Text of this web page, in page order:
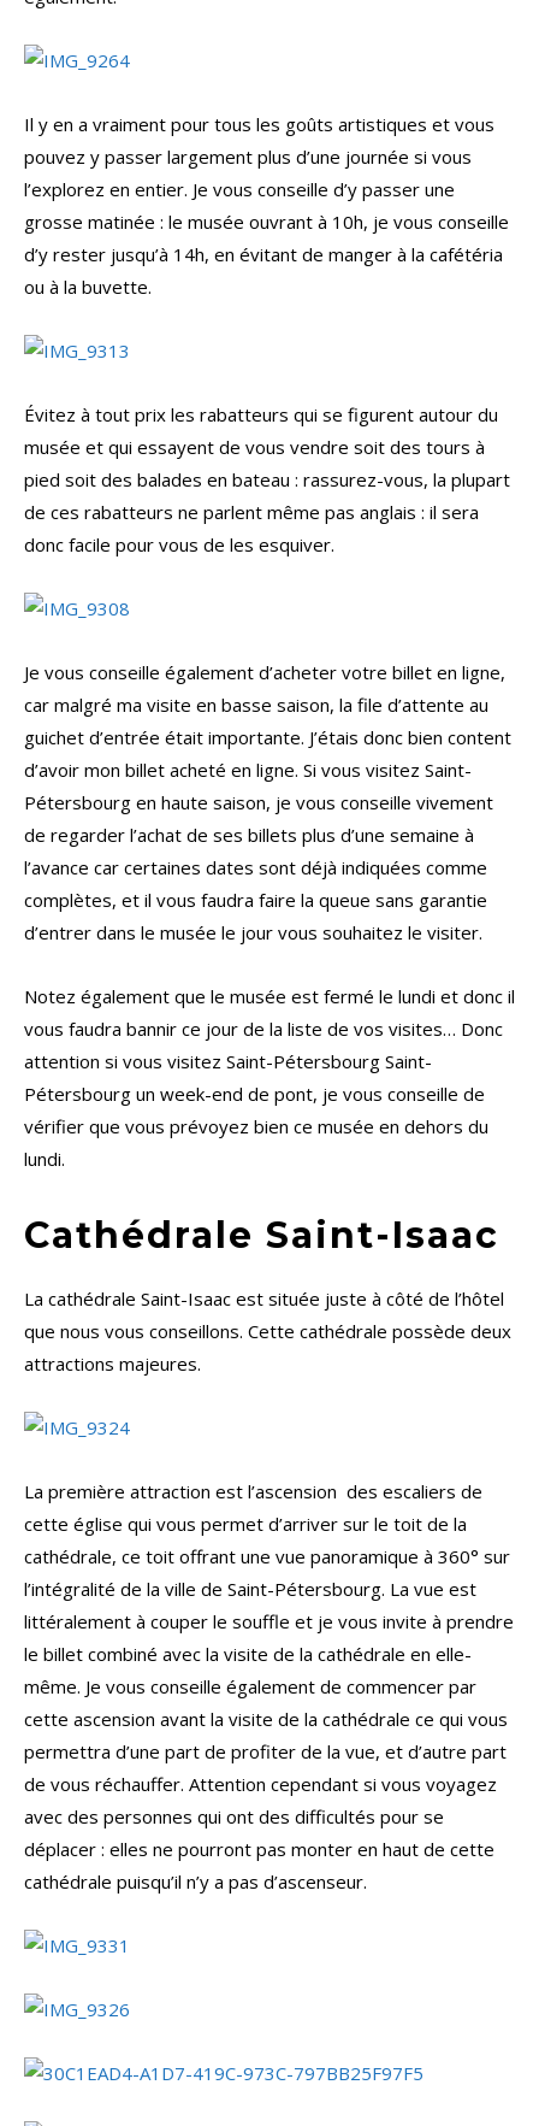
Il y en a vraiment pour tous les goûts artistiques et vous
pouvez y passer largement plus d’une journée si vous
l’explorez en entier. Je vous conseille d’y passer une
grosse matinée : le musée ouvrant à 10h, je vous conseille
d’y rester jusqu’à 14h, en évitant de manger à la cafétéria
ou à la buvette.
Évitez à tout prix les rabatteurs qui se figurent autour du
musée et qui essayent de vous vendre soit des tours à
pied soit des balades en bateau : rassurez-vous, la plupart
de ces rabatteurs ne parlent même pas anglais : il sera
donc facile pour vous de les esquiver.
Je vous conseille également d’acheter votre billet en ligne,
car malgré ma visite en basse saison, la file d’attente au
guichet d’entrée était importante. J’étais donc bien content
d’avoir mon billet acheté en ligne. Si vous visitez Saint-
Pétersbourg en haute saison, je vous conseille vivement
de regarder l’achat de ses billets plus d’une semaine à
l’avance car certaines dates sont déjà indiquées comme
complètes, et il vous faudra faire la queue sans garantie
d’entrer dans le musée le jour vous souhaitez le visiter.
Notez également que le musée est fermé le lundi et donc il
vous faudra bannir ce jour de la liste de vos visites… Donc
attention si vous visitez Saint-Pétersbourg Saint-
Pétersbourg un week-end de pont, je vous conseille de
vérifier que vous prévoyez bien ce musée en dehors du
lundi.
Cathédrale Saint-Isaac
La cathédrale Saint-Isaac est située juste à côté de l’hôtel
que nous vous conseillons. Cette cathédrale possède deux
attractions majeures.
La première attraction est l’ascension des escaliers de
cette église qui vous permet d’arriver sur le toit de la
cathédrale, ce toit offrant une vue panoramique à 360° sur
l’intégralité de la ville de Saint-Pétersbourg. La vue est
littéralement à couper le souffle et je vous invite à prendre
le billet combiné avec la visite de la cathédrale en elle-
même. Je vous conseille également de commencer par
cette ascension avant la visite de la cathédrale ce qui vous
permettra d’une part de profiter de la vue, et d’autre part
de vous réchauffer. Attention cependant si vous voyagez
avec des personnes qui ont des difficultés pour se
déplacer : elles ne pourront pas monter en haut de cette
cathédrale puisqu’il n’y a pas d’ascenseur.